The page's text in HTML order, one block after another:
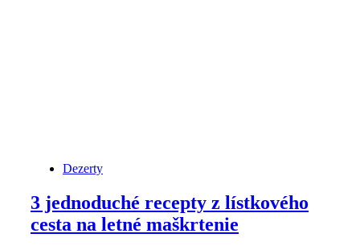
Dezerty
3 jednoduché recepty z lístkového
cesta na letné maškrtenie